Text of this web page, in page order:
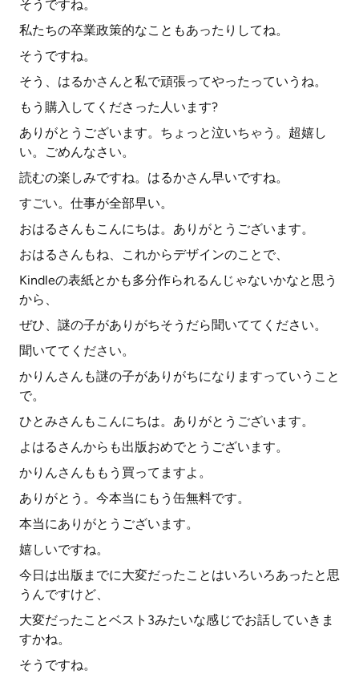
そうですね。
私たちの卒業政策的なこともあったりしてね。
そうですね。
そう、はるかさんと私で頑張ってやったっていうね。
もう購入してくださった人います?
ありがとうございます。ちょっと泣いちゃう。超嬉し
い。ごめんなさい。
読むの楽しみですね。はるかさん早いですね。
すごい。仕事が全部早い。
おはるさんもこんにちは。ありがとうございます。
おはるさんもね、これからデザインのことで、
Kindleの表紙とかも多分作られるんじゃないかなと思う
から、
ぜひ、謎の子がありがちそうだら聞いててください。
聞いててください。
かりんさんも謎の子がありがちになりますっていうこと
で。
ひとみさんもこんにちは。ありがとうございます。
よはるさんからも出版おめでとうございます。
かりんさんももう買ってますよ。
ありがとう。今本当にもう缶無料です。
本当にありがとうございます。
嬉しいですね。
今日は出版までに大変だったことはいろいろあったと思
うんですけど、
大変だったことベスト3みたいな感じでお話していきま
すかね。
そうですね。